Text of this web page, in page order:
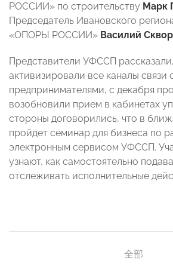
РОССИИ» по строительству Марк
Председатель Ивановского
«ОПОРЫ РОССИИ» Василий
Представители УФССП
активизировали все каналы связи
предпринимателями, с декабря
возобновили прием в кабинетах
стороны договорились, что в
пройдет семинар для бизнеса по
электронным сервисом УФССП.
узнают, как самостоятельно
отслеживать исполнительные
全部